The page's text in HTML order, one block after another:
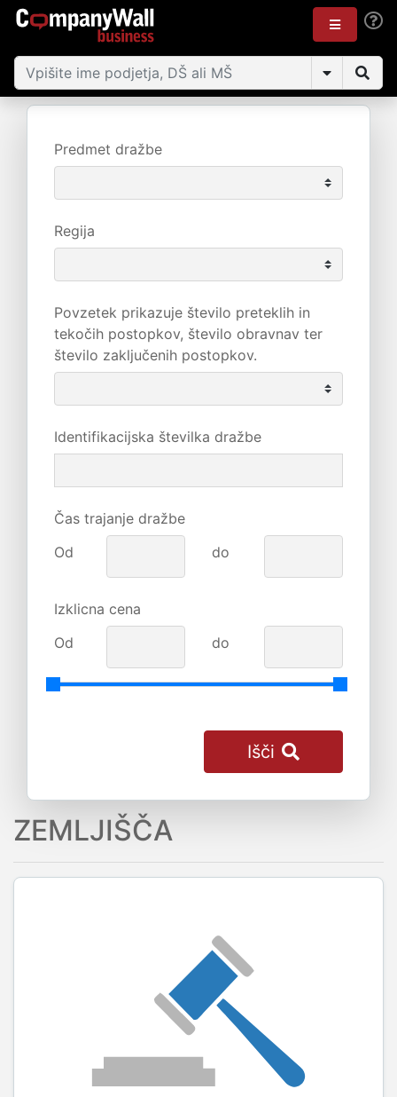
Predmet dražbe
Regija
Povzetek prikazuje število preteklih in
tekočih postopkov, število obravnav ter
število zaključenih postopkov.
Identifikacijska številka dražbe
Čas trajanje dražbe
Od
do
Izklicna cena
Od
do
Išči
ZEMLJIŠČA